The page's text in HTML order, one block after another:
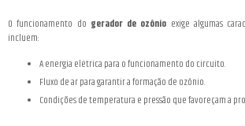
O funcionamento do gerador de ozônio exige algumas
incluem:
A energia elétrica para o funcionamento do circuito.
Fluxo de ar para garantir a formação de ozônio.
Condições de temperatura e pressão que favoreçam a